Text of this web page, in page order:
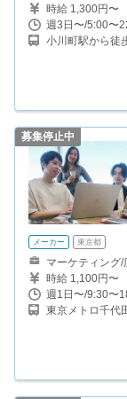
時給 1,300円〜
週3日〜/5:00〜
小川町駅から徒
から徒歩10分(
募集停止中
メーカー 東京都
マーケティング/
時給 1,100円〜
週1日〜/9:30〜
東京メトロ千代
り徒歩8分 JR線